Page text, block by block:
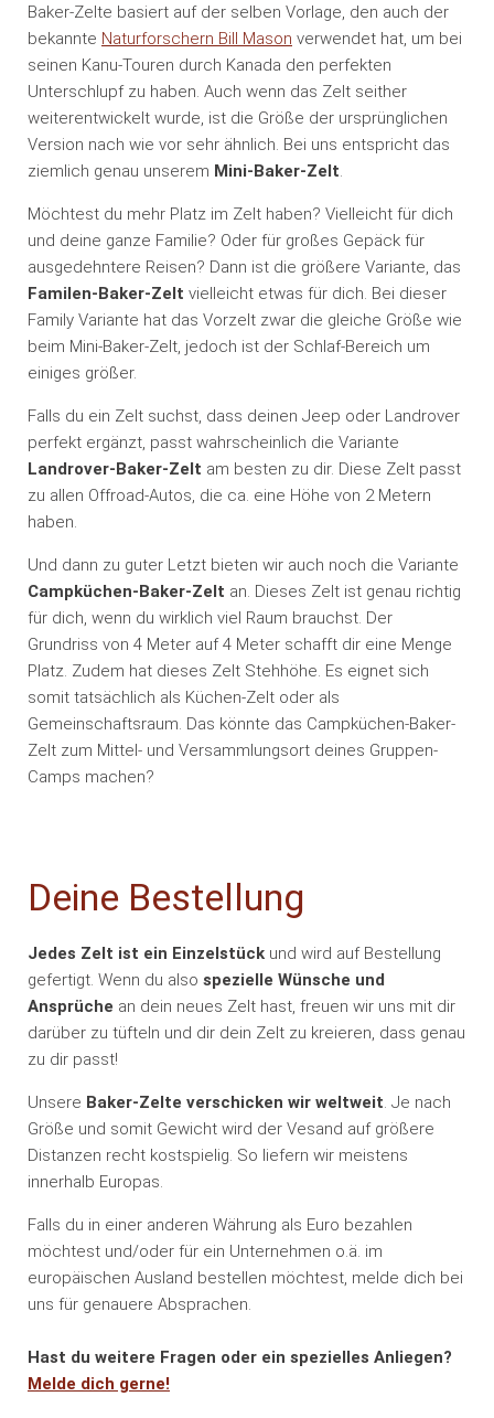
Baker-Zelte basiert auf der selben Vorlage, den auch der
bekannte Naturforschern Bill Mason verwendet hat, um bei
seinen Kanu-Touren durch Kanada den perfekten
Unterschlupf zu haben. Auch wenn das Zelt seither
weiterentwickelt wurde, ist die Größe der ursprünglichen
Version nach wie vor sehr ähnlich. Bei uns entspricht das
ziemlich genau unserem Mini-Baker-Zelt
Möchtest du mehr Platz im Zelt haben? Vielleicht für dich
und deine ganze Familie? Oder für großes Gepäck für
ausgedehntere Reisen? Dann ist die größere Variante, das
Familen-Baker-Zelt vielleicht etwas für dich. Bei dieser
Family Variante hat das Vorzelt zwar die gleiche Größe wie
beim Mini-Baker-Zelt, jedoch ist der Schlaf-Bereich um
einiges größer.
Falls du ein Zelt suchst, dass deinen Jeep oder Landrover
perfekt ergänzt, passt wahrscheinlich die Variante
Landrover-Baker-Zelt am besten zu dir. Diese Zelt passt
zu allen Offroad-Autos, die ca. eine Höhe von 2 Metern
haben.
Und dann zu guter Letzt bieten wir auch noch die Variante
Campküchen-Baker-Zelt an. Dieses Zelt ist genau richtig
für dich, wenn du wirklich viel Raum brauchst. Der
Grundriss von 4 Meter auf 4 Meter schafft dir eine Menge
Platz. Zudem hat dieses Zelt Stehhöhe. Es eignet sich
somit tatsächlich als Küchen-Zelt oder als
Gemeinschaftsraum. Das könnte das Campküchen-Baker-
Zelt zum Mittel- und Versammlungsort deines Gruppen-
Camps machen?
Deine Bestellung
Jedes Zelt ist ein Einzelstück und wird auf Bestellung
gefertigt. Wenn du also spezielle Wünsche und
Ansprüche an dein neues Zelt hast, freuen wir uns mit dir
darüber zu tüfteln und dir dein Zelt zu kreieren, dass genau
zu dir passt!
Unsere Baker-Zelte verschicken wir weltweit . Je nach
Größe und somit Gewicht wird der Vesand auf größere
Distanzen recht kostspielig. So liefern wir meistens
innerhalb Europas.
Falls du in einer anderen Währung als Euro bezahlen
möchtest und/oder für ein Unternehmen o.ä. im
europäischen Ausland bestellen möchtest, melde dich bei
uns für genauere Absprachen.
Hast du weitere Fragen oder ein spezielles Anliegen?
Melde dich gerne!